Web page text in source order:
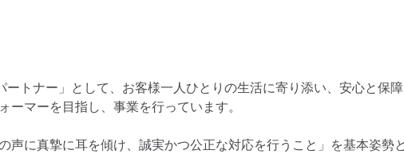
トナー」として、お客様一人ひとりの生活に寄り添い、安心と保
ーマーを目指し、事業を行っています。
声に真摯に耳を傾け、誠実かつ公正な対応を行うこと」を基本姿勢